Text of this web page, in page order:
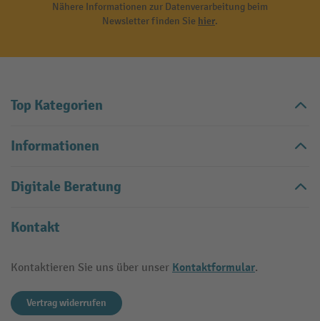
Nähere Informationen zur Datenverarbeitung beim
Newsletter finden Sie hier.
Top Kategorien
Informationen
Digitale Beratung
Kontakt
Kontaktieren Sie uns über unser Kontaktformular.
Vertrag widerrufen